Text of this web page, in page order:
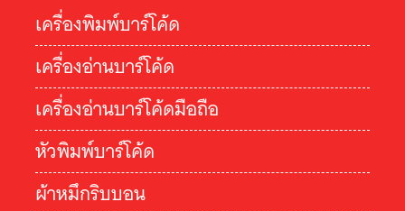
เครื่องพิมพ์บาร์โค้ด
เครื่องอ่านบาร์โค้ด
เครื่องอ่านบาร์โค้ดมือถือ
หัวพิมพ์บาร์โค้ด
ผ้าหมึกริบบอน